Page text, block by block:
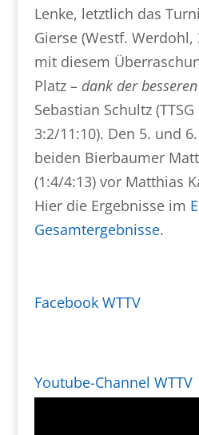
Lenke, letztlich das
Gierse (Westf.
mit diesem
Platz – dank der
Sebastian Schultz
3:2/11:10). Den 5. und
beiden Bierbaumer
(1:4/4:13) vor Matthias
Hier die Ergebnisse im
Gesamtergebnisse.
Facebook WTTV
Youtube-Channel WTTV